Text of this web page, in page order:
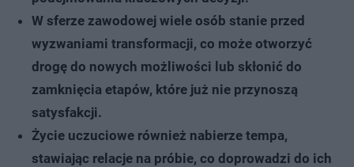
W sferze zawodowej wiele osób stanie przed
wyzwaniami transformacji, co może otworzyć
drogę do nowych możliwości lub skłonić do
zamknięcia etapów, które już nie przynoszą
satysfakcji.
Życie uczuciowe również nabierze tempa,
stawiając relacje na próbie, co doprowadzi do ich